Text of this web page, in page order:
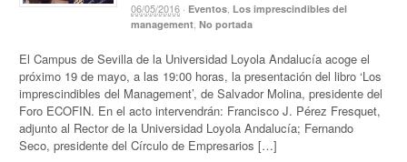
06/05/2016 · Eventos Los imprescindibles del
management ,No portada
El Campus de Sevilla de la Universidad Loyola Andalucía acoge el
próximo 19 de mayo, a las 19:00 horas, la presentación del libro ‘Los
imprescindibles del Management’, de Salvador Molina, presidente del
Foro ECOFIN. En el acto intervendrán: Francisco J. Pérez Fresquet,
adjunto al Rector de la Universidad Loyola Andalucía; Fernando
Seco, presidente del Círculo de Empresarios […]